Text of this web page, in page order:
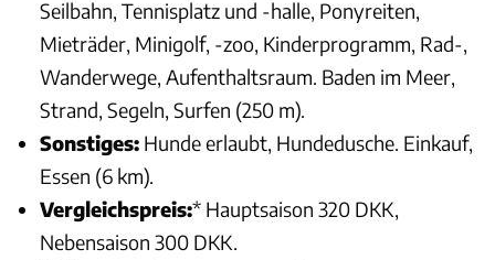
Seilbahn, Tennisplatz und -halle, Ponyreiten,
Mieträder, Minigolf, -zoo, Kinderprogramm, Rad-,
Wanderwege, Aufenthaltsraum. Baden im Meer,
Strand, Segeln, Surfen (250 m).
Sonstiges: Hunde erlaubt, Hundedusche. Einkauf,
Essen (6 km).
Vergleichspreis:* Hauptsaison 320 DKK,
Nebensaison 300 DKK.